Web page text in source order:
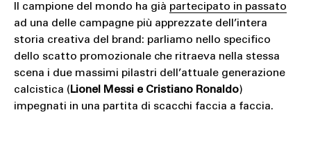
Il campione del mondo ha già partecipato in passato
ad una delle campagne più apprezzate dell’intera
storia creativa del brand: parliamo nello specifico
dello scatto promozionale che ritraeva nella stessa
scena i due massimi pilastri dell’attuale generazione
calcistica ( Lionel Messi e Cristiano Ronaldo)
impegnati in una partita di scacchi faccia a faccia.